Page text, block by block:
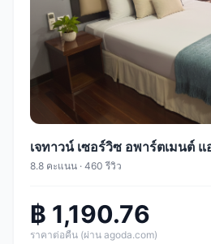
เจทาวน์ เซอร์วิซ อพาร์ตเมนต์
8.8 คะแนน · 460 รีวิว
฿ 1,190.76
ราคาต่อคืน (ผ่าน agoda.com)